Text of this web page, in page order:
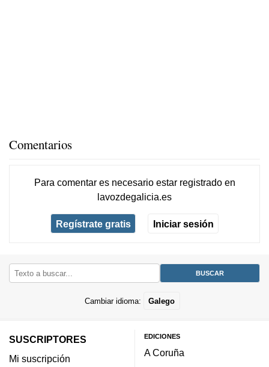
Comentarios
Para comentar es necesario estar registradoen
lavozdegalicia.es
Regístrate gratis Iniciar sesión
Cambiar idioma: Galego
SUSCRIPTORES
Mi suscripción
EDICIONES
A Coruña